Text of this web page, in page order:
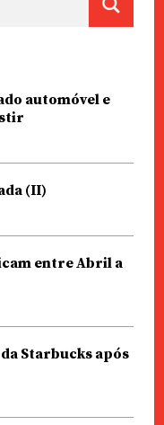
automóvel e
(II)
entre Abril a
Starbucks após